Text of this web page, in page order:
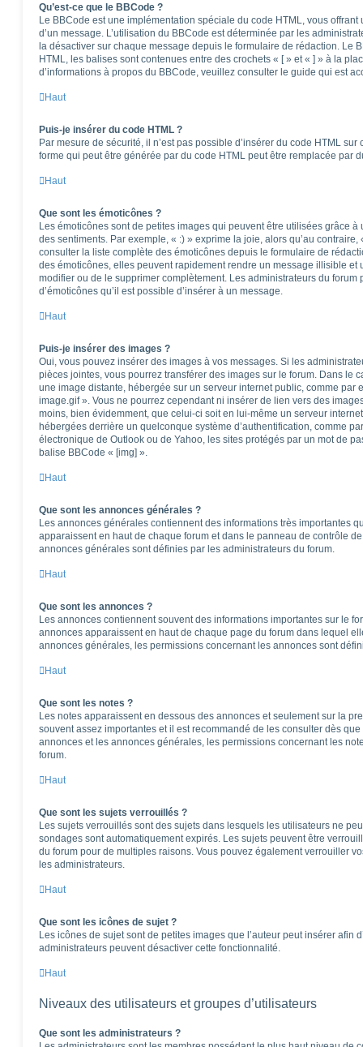
Qu’est-ce que le BBCode ?
Le BBCode est une implémentation spéciale du code HTML, vous
d’un message. L’utilisation du BBCode est déterminée par les
la désactiver sur chaque message depuis le formulaire de rédaction. Le
HTML, les balises sont contenues entre des crochets « [ » et « ] » à la
d’informations à propos du BBCode, veuillez consulter le guide qui est
Haut
Puis-je insérer du code HTML ?
Par mesure de sécurité, il n’est pas possible d’insérer du code HTML
forme qui peut être générée par du code HTML peut être remplacée par
Haut
Que sont les émoticônes ?
Les émoticônes sont de petites images qui peuvent être utilisées grâce à
des sentiments. Par exemple, « :) » exprime la joie, alors qu’au
consulter la liste complète des émoticônes depuis le formulaire de
des émoticônes, elles peuvent rapidement rendre un message illisible et
modifier ou de le supprimer complètement. Les administrateurs du
d’émoticônes qu’il est possible d’insérer à un message.
Haut
Puis-je insérer des images ?
Oui, vous pouvez insérer des images à vos messages. Si les
pièces jointes, vous pourrez transférer des images sur le forum. Dans le
une image distante, hébergée sur un serveur internet public, comme par
image.gif ». Vous ne pourrez cependant ni insérer de lien vers des
moins, bien évidemment, que celui-ci soit en lui-même un serveur
hébergées derrière un quelconque système d’authentification, comme
électronique de Outlook ou de Yahoo, les sites protégés par un mot de
balise BBCode « [img] ».
Haut
Que sont les annonces générales ?
Les annonces générales contiennent des informations très importantes
apparaissent en haut de chaque forum et dans le panneau de contrôle
annonces générales sont définies par les administrateurs du forum.
Haut
Que sont les annonces ?
Les annonces contiennent souvent des informations importantes sur le
annonces apparaissent en haut de chaque page du forum dans lequel
annonces générales, les permissions concernant les annonces sont
Haut
Que sont les notes ?
Les notes apparaissent en dessous des annonces et seulement sur la
souvent assez importantes et il est recommandé de les consulter dès
annonces et les annonces générales, les permissions concernant les
forum.
Haut
Que sont les sujets verrouillés ?
Les sujets verrouillés sont des sujets dans lesquels les utilisateurs ne
sondages sont automatiquement expirés. Les sujets peuvent être
du forum pour de multiples raisons. Vous pouvez également verrouiller
les administrateurs.
Haut
Que sont les icônes de sujet ?
Les icônes de sujet sont de petites images que l’auteur peut insérer afin
administrateurs peuvent désactiver cette fonctionnalité.
Haut
Niveaux des utilisateurs et groupes d’utilisateurs
Que sont les administrateurs ?